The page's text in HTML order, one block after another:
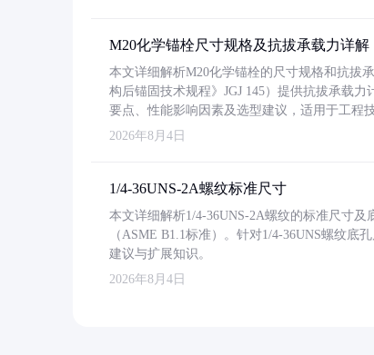
M20化学锚栓尺寸规格及抗拔承载力详解
本文详细解析M20化学锚栓的尺寸规格和抗拔
构后锚固技术规程》JGJ 145）提供抗拔承载
要点、性能影响因素及选型建议，适用于工程
2026年8月4日
1/4-36UNS-2A螺纹标准尺寸
本文详细解析1/4-36UNS-2A螺纹的标准尺寸
（ASME B1.1标准）。针对1/4-36UNS螺纹
建议与扩展知识。
2026年8月4日